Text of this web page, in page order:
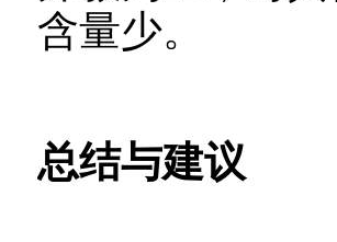
含量少。
总结与建议